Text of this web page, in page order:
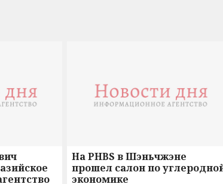
На PHBS в Шэньчжэне
прошел салон по
экономике